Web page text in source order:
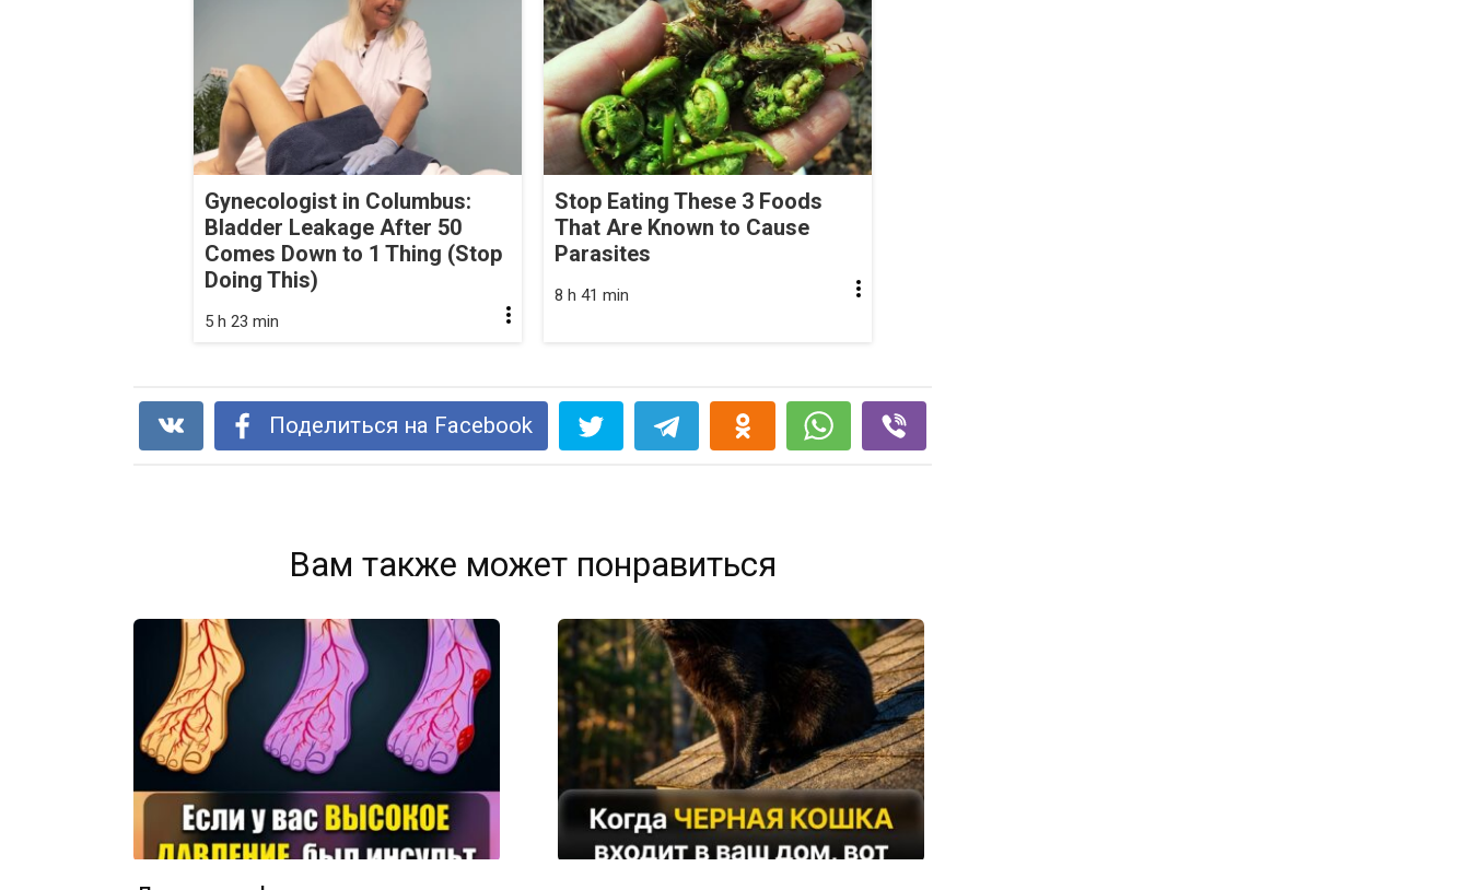
Gynecologist in Columbus:
Bladder Leakage After 50
Comes Down to 1 Thing (Stop
Doing This)
5 h 23 min
Stop Eating These 3 Foods
That Are Known to Cause
Parasites
8 h 41 min
Поделиться на Facebook
Вам также может понравиться